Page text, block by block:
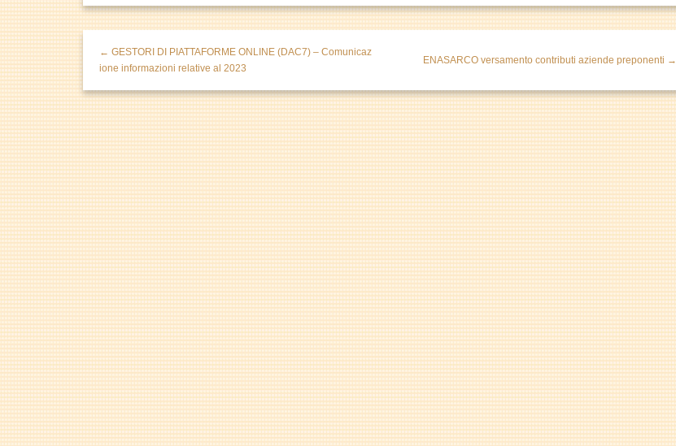
← GESTORI DI PIATTAFORME ONLINE (DAC7) – Comunicaz
ione informazioni relative al 2023
ENASARCO versamento contributi aziende preponenti →